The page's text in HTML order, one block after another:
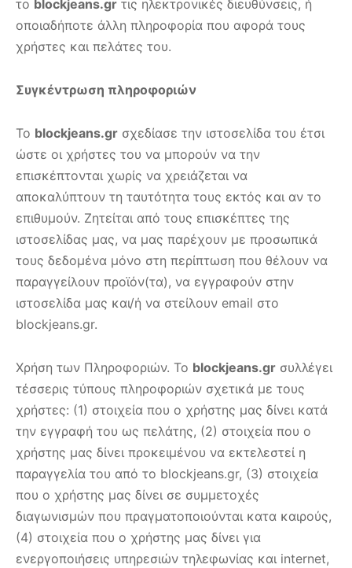
το blockjeans.gr τις ηλεκτρονικές διευθύνσεις, ή
οποιαδήποτε άλλη πληροφορία που αφορά τους
χρήστες και πελάτες του.
Συγκέντρωση πληροφοριών
Το blockjeans.gr σχεδίασε την ιστοσελίδα του έτσι
ώστε οι χρήστες του να μπορούν να την
επισκέπτονται χωρίς να χρειάζεται να
αποκαλύπτουν τη ταυτότητα τους εκτός και αν το
επιθυμούν. Ζητείται από τους επισκέπτες της
ιστοσελίδας μας, να μας παρέχουν με προσωπικά
τους δεδομένα μόνο στη περίπτωση που θέλουν να
παραγγείλουν προϊόν(τα), να εγγραφούν στην
ιστοσελίδα μας και/ή να στείλουν email στο
blockjeans.gr.
Χρήση των Πληροφοριών. Το blockjeans.gr συλλέγει
τέσσερις τύπους πληροφοριών σχετικά με τους
χρήστες: (1) στοιχεία που ο χρήστης μας δίνει κατά
την εγγραφή του ως πελάτης, (2) στοιχεία που ο
χρήστης μας δίνει προκειμένου να εκτελεστεί η
παραγγελία του από το blockjeans.gr, (3) στοιχεία
που ο χρήστης μας δίνει σε συμμετοχές
διαγωνισμών που πραγματοποιούνται κατα καιρούς,
(4) στοιχεία που ο χρήστης μας δίνει για
ενεργοποιήσεις υπηρεσιών τηλεφωνίας και internet,